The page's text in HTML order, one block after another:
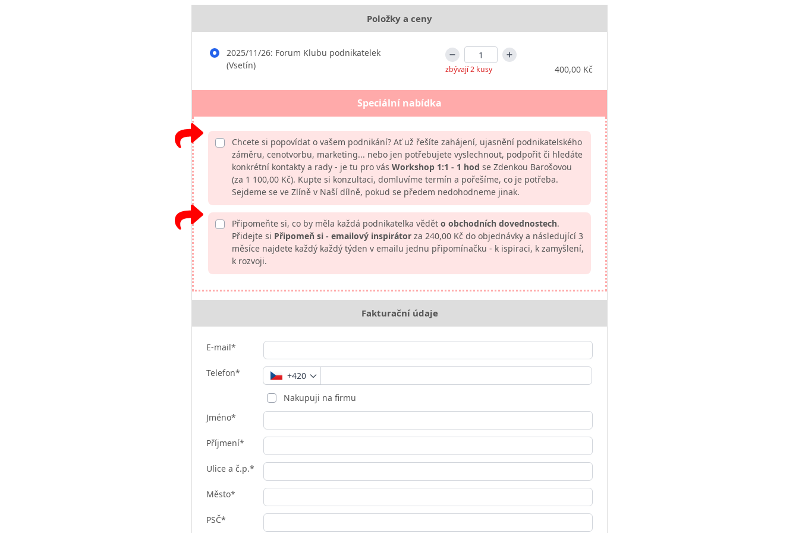
Položky a ceny
2025/11/26: Forum Klubu podnikatelek
(Vsetín)
zbývají 2 kusy 400,00 Kč
Speciální nabídka
Chcete si popovídat o vašem podnikání? Ať už řešíte zahájení, ujasnění podnikatelského
záměru, cenotvorbu, marketing... nebo jen potřebujete vyslechnout, podpořit či hledáte
konkrétní kontakty a rady - je tu pro vás Workshop 1:1 - 1 hod se Zdenkou Barošovou
(za 1 100,00 Kč). Kupte si konzultaci, domluvíme termín a pořešíme, co je potřeba.
Sejdeme se ve Zlíně v Naší dílně, pokud se předem nedohodneme jinak.
Připomeňte si, co by měla každá podnikatelka vědět o obchodních dovednostech.
Přidejte si Připomeň si - emailový inspirátor za 240,00 Kč do objednávky a následující 3
měsíce najdete každý každý týden v emailu jednu připomínačku - k ispiraci, k zamyšlení,
k rozvoji.
Fakturační údaje
E-mail*
Telefon*
+420
Nakupuji na firmu
Jméno*
Příjmení*
Ulice a č.p.*
Město*
PSČ*